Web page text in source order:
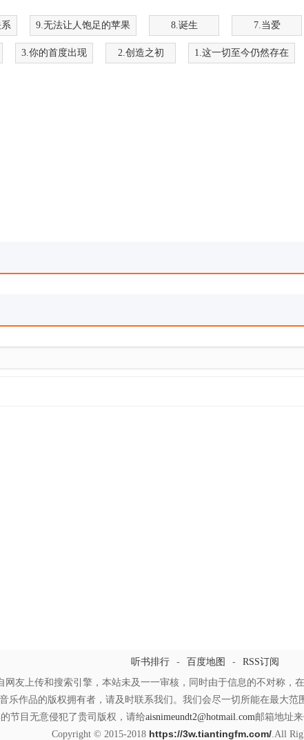
9.无法让人饱足的苹果 8.诞生 7.当爱
3.你的首度出现 2.创造之初 1.这一切至今仍然存在
听书排行 - 百度地图 -
RSS订阅
友上传和搜索引擎，本站未及一一审核，同时由于信息的不对称
乐作品的版权拥有者，请及时联系我们。我们会尽一切所能在最大
节目无意侵犯了贵司版权，请给aisnimeundt2@hotmail.com邮箱地址
Copyright © 2015-2018 https://3w.tiantingfm.com/.All